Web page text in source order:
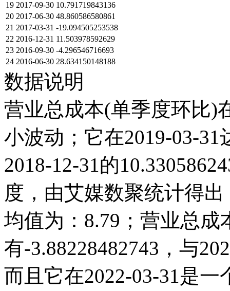
19 2017-09-30 10.791719843136
20 2017-06-30 48.860586580861
21 2017-03-31 -19.094505253538
22 2016-12-31 11.503978592629
23 2016-09-30 -4.296546716693
24 2016-06-30 28.634150148188
数据说明
营业总成本(单季度环比)
小波动；它在2019-03-31
2018-12-31的
度，由艾媒数聚统计得
均值为：8.79；营业总成
有-3.88228482743，与
而且它在2022-03-31是